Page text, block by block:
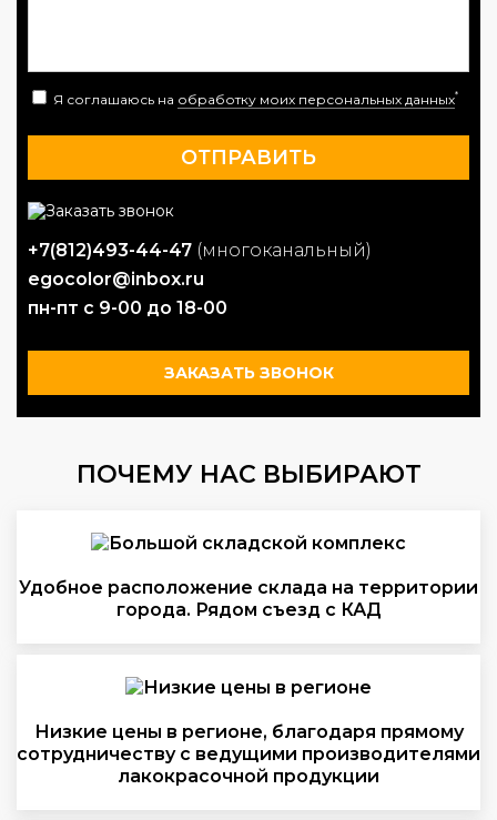
Я соглашаюсь на обработку моих персональных данных*
+7(812)493-44-47 (многоканальный)
egocolor@inbox.ru
пн-пт с 9-00 до 18-00
ЗАКАЗАТЬ ЗВОНОК
ПОЧЕМУ НАС ВЫБИРАЮТ
Удобное расположение склада на территории
города. Рядом съезд с КАД
Низкие цены в регионе, благодаря прямому
сотрудничеству с ведущими производителями
лакокрасочной продукции